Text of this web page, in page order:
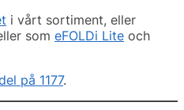
i vårt sortiment, eller
som eFOLDi Lite och
på 1177.